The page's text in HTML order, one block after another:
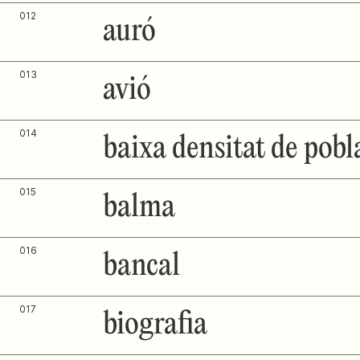
012 auró
013 avió
014 baixa densitat de
015 balma
016 bancal
017 biografia